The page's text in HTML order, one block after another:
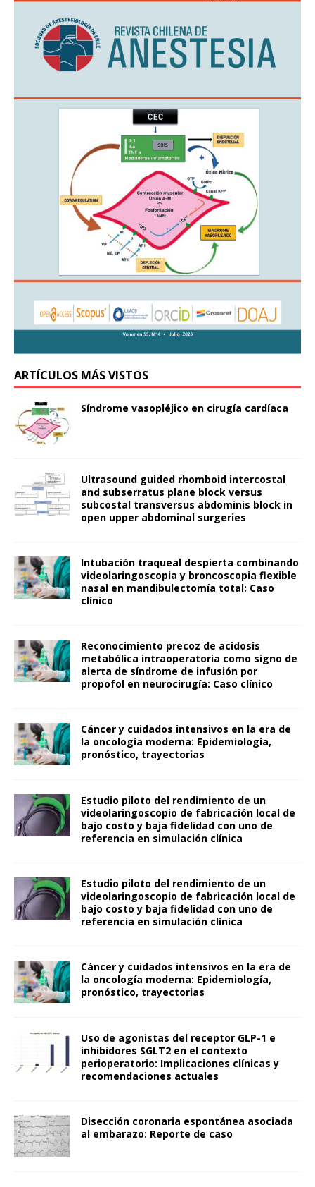
ARTÍCULOS MÁS VISTOS
Síndrome vasopléjico en cirugía cardíaca
Ultrasound guided rhomboid intercostal
and subserratus plane block versus
subcostal transversus abdominis block in
open upper abdominal surgeries
Intubación traqueal despierta combinando
videolaringoscopia y broncoscopia flexible
nasal en mandibulectomía total: Caso
clínico
Reconocimiento precoz de acidosis
metabólica intraoperatoria como signo de
alerta de síndrome de infusión por
propofol en neurocirugía: Caso clínico
Cáncer y cuidados intensivos en la era de
la oncología moderna: Epidemiología,
pronóstico, trayectorias
Estudio piloto del rendimiento de un
videolaringoscopio de fabricación local de
bajo costo y baja fidelidad con uno de
referencia en simulación clínica
Estudio piloto del rendimiento de un
videolaringoscopio de fabricación local de
bajo costo y baja fidelidad con uno de
referencia en simulación clínica
Cáncer y cuidados intensivos en la era de
la oncología moderna: Epidemiología,
pronóstico, trayectorias
Uso de agonistas del receptor GLP-1 e
inhibidores SGLT2 en el contexto
perioperatorio: Implicaciones clínicas y
recomendaciones actuales
Disección coronaria espontánea asociada
al embarazo: Reporte de caso